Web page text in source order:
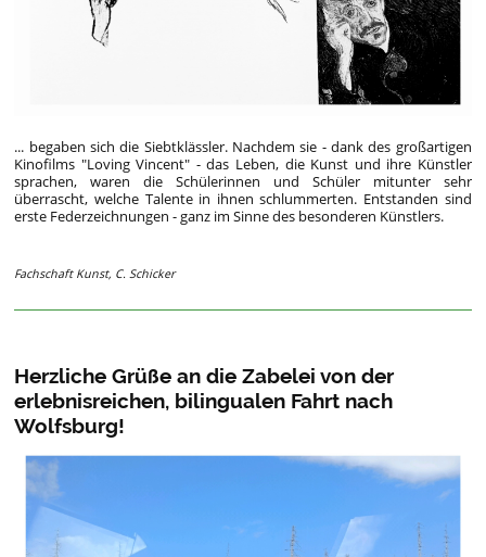
... begaben sich die Siebtklässler. Nachdem sie - dank des großartigen
Kinofilms "Loving Vincent" - das Leben, die Kunst und ihre Künstler
sprachen, waren die Schülerinnen und Schüler mitunter sehr
überrascht, welche Talente in ihnen schlummerten. Entstanden sind
erste Federzeichnungen - ganz im Sinne des besonderen Künstlers.
Fachschaft Kunst, C. Schicker
Herzliche Grüße an die Zabelei von der
erlebnisreichen, bilingualen Fahrt nach
Wolfsburg!